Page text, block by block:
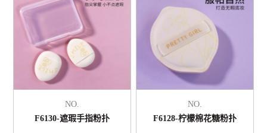
NO.
F6130-遮瑕手指粉扑
NO.
F6128-柠檬棉花糖粉扑